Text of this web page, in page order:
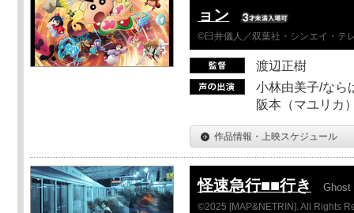
ョン
©臼井儀人／双葉社・シンエイ・テ
渡辺正樹
小林由美子/なら
阪本（マユリカ
作品情報・上映スケジュール
怪速急行■■行き Ghost
©2025 [MAP&NETRIN]. All Rights